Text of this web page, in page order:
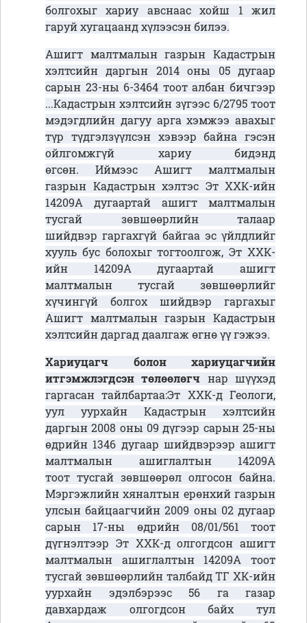
болгохыг хариу авснаас хойш 1 жил
гаруй хугацаанд хүлээсэн билээ.
Ашигт малтмалын газрын Кадастрын
хэлтсийн даргын 2014 оны 05 дугаар
сарын 23-ны 6-3464 тоот албан бичгээр
...Кадастрын хэлтсийн зүгээс 6/2795 тоот
мэдэгдлийн дагуу арга хэмжээ авахыг
түр түдгэлзүүлсэн хэвээр байна гэсэн
ойлгомжгүй хариу бидэнд
өгсөн. Иймээс Ашигт малтмалын
газрын Кадастрын хэлтэс Эт ХХК-ийн
14209А дугаартай ашигт малтмалын
тусгай зөвшөөрлийн талаар
шийдвэр гаргахгүй байгаа эс үйлдлийг
хууль бус болохыг тогтоолгож, Эт ХХК-
ийн 14209А дугаартай ашигт
малтмалын тусгай зөвшөөрлийг
хүчингүй болгох шийдвэр гаргахыг
Ашигт малтмалын газрын Кадастрын
хэлтсийн даргад даалгаж өгнө үү гэжээ.
Хариуцагч болон хариуцагчийн
итгэмжлэгдсэн төлөөлөгч нар шүүхэд
гаргасан тайлбартаа:Эт ХХК-д Геологи,
уул уурхайн Кадастрын хэлтсийн
даргын 2008 оны 09 дүгээр сарын 25-ны
өдрийн 1346 дугаар шийдвэрээр ашигт
малтмалын ашиглалтын 14209А
тоот тусгай зөвшөөрөл олгосон байна.
Мэргэжлийн хяналтын ерөнхий газрын
улсын байцаагчийн 2009 оны 02 дугаар
сарын 17-ны өдрийн 08/01/561 тоот
дүгнэлтээр Эт ХХК-д олгогдсон ашигт
малтмалын ашиглалтын 14209А тоот
тусгай зөвшөөрлийн талбайд ТГ ХК-ийн
уурхайн эдэлбэрээс 56 га газар
давхардаж олгогдсон байх тул